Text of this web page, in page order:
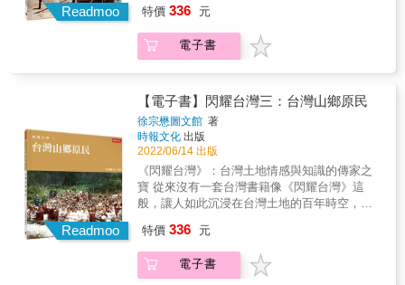
以及鄒族傳統山林文化探索加以彙整，因若不
「智慧之毛」各集，皆融滲深厚的族語文化並
用盡心思規劃製編。本集《探路》將目前尚未
列入「鄒語詞典」之鄒語300詞彙、測量之歌，
融入書中，對教育部及原民會刻正積極推行的
「原住民傳統知識體系」之建構，更具極積正
Readmoo
爾也因目睹具體的事件而感受到內心強大的衝
擊。這套書已經超過傳統紙本書的視覺極限，
而是台灣土地情感而知識的傳家之寶。不只是
價值。 能做到這一點，是因為《閃耀台灣》使
用了最精美的照片原材料，以及最高端的現代
數位上色工藝技術。這是徐宗懋圖文館動用了
累積20年的原照片收藏，以及過去5年建立的國
際一流數位上色藝術師團隊，兩項優勢所取得
的驚人成果。 以《台灣山鄉原民》這一本畫冊
為例，本畫冊使用日本學術權威森丑之助先生
在百年前所拍攝的經典原住民圖錄照片，一般
出版社都使用舊出版品反覆翻拍的圖片，大多
市價高達50萬台幣的森丑之助的精緻柯羅版原
版圖片。如此投資只為了取得最好的印製效
特價 336 元
電子書
Readmoo
【電子書】閃耀台灣三：台灣山鄉原民
徐宗懋圖文館 著
時報文化 出版
2022/06/14 出版
《閃耀台灣》：台灣土地情感與知識的傳家之
寶 從來沒有一套台灣書籍像《閃耀台灣》這
般，讓人如此沉浸在台灣土地的百年時空，猶
爾也因目睹具體的事件而感受到內心強大的衝
擊。這套書已經超過傳統紙本書的視覺極限，
而是台灣土地情感而知識的傳家之寶。不只是
特價 336 元
電子書